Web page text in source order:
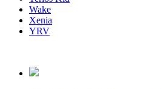
Wake
Xenia
YRV